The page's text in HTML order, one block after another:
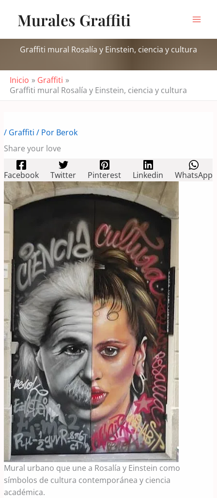
contenidoMurales Graffiti
Graffiti mural Rosalía y Einstein, ciencia y cultura
Inicio
Graffiti
Graffiti mural Rosalía y Einstein, ciencia y cultura
/ Graffiti / Por Berok
Share your love
Facebook Twitter Pinterest Linkedin WhatsApp
Mural urbano que une a Rosalía y Einstein como
símbolos de cultura contemporánea y ciencia
académica.